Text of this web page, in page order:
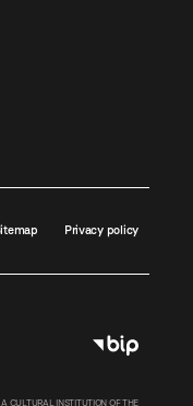
Privacy policy
CULTURAL INSTITUTION OF THE